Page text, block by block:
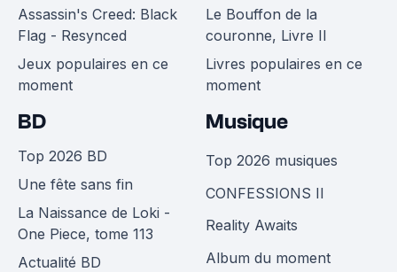
Assassin's Creed: Black
Flag - Resynced
Jeux populaires en ce
moment
Le Bouffon de la
couronne, Livre II
Livres populaires en ce
moment
BD
Top 2026 BD
Une fête sans fin
La Naissance de Loki -
One Piece, tome 113
Actualité BD
Musique
Top 2026 musiques
CONFESSIONS II
Reality Awaits
Album du moment